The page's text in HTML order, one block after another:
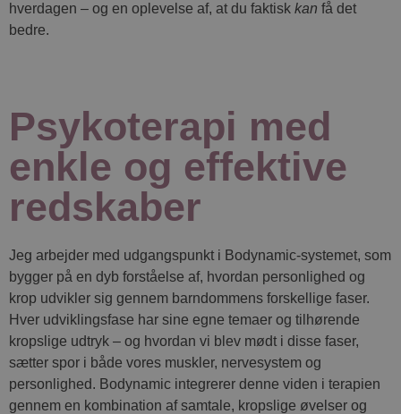
hverdagen – og en oplevelse af, at du faktisk kan få det
bedre.
Psykoterapi med
enkle og effektive
redskaber
Jeg arbejder med udgangspunkt i Bodynamic-systemet, som
bygger på en dyb forståelse af, hvordan personlighed og
krop udvikler sig gennem barndommens forskellige faser.
Hver udviklingsfase har sine egne temaer og tilhørende
kropslige udtryk – og hvordan vi blev mødt i disse faser,
sætter spor i både vores muskler, nervesystem og
personlighed. Bodynamic integrerer denne viden i terapien
gennem en kombination af samtale, kropslige øvelser og